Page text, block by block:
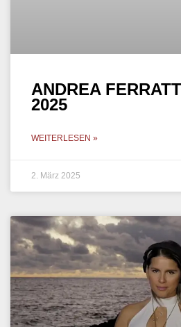
ANDREA
2025
WEITERLESEN »
2. März 2025